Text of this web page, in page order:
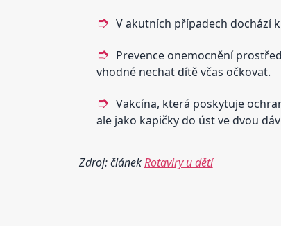
V akutních případech dochází
Prevence onemocnění
vhodné nechat dítě včas očkovat.
Vakcína, která poskytuje
ale jako kapičky do úst ve dvou
Zdroj: článekRotaviry u dětí